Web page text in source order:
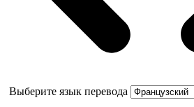
Выберите язык перевода